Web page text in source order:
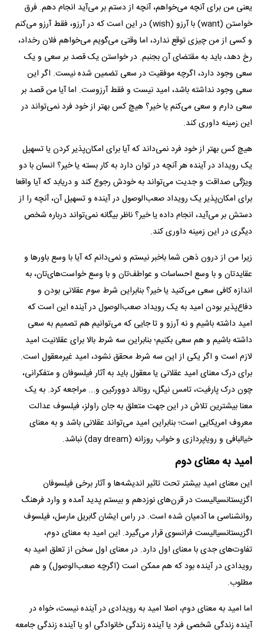
یعنی من برای آنچه می‌خواهم، آنچه از دستم بر می‌آید انجام دهم. فرق
خواستن (want) با آرزو (wish) در این است که در آرزو، فقط آرزو می‌کنم
و کسی از من چیزی توقع ندارد، اما وقتی می‌گویم می‌خواهم فلان رخداد،
رخ دهد، باید به مقتضای آن بجنبم. در خواستن یک قصد بر سعی و یک
سعی وجود دارد، اگرچه موفقیت در سعی تضمین شده نیست. اگر این
سعی وجود نداشته باشد، امید نیست و فقط آرزوست. اما آیا من قصد بر
سعی دارم و سعی می‌کنم یا خیر؟ هیچ کس بهتر از خود فرد نمی‌تواند در
این زمینه داوری کند.
هیچ کس بهتر از خود فرد نمی‌داند که آیا برای امکان‌پذیر کردن یا تسهیل
یک رویداد در آینده هر آنچه در توان دارد به کار بسته یا خیر؟ انسان با دو
ویژگی صداقت و جدیت می‌تواند به خودش رجوع کند و دریابد که آیا واقعا
برای امکان‌پذیر یک رویداد صعب‌الوصول در آینده و تسهیل آن، آنچه را از
دستش بر می‌آید، انجام داده یا خیر؟ ناظر بیگانه نمی‌تواند درباره شخص
دیگری در این زمینه داوری کند.
زیرا من از درون ذهن شما باخبر نیستم و نمی‌دانم که آیا با وسع باور‌ها و
عقایدتان و با وسع احساسات و عواطف‌تان و با وسع خواست‌های‌تان، به
اندازه کافی سعی می‌کنید یا خیر؟ بنابراین شرط سوم عقلانی بودن و
دفاع‌پذیر بودن امید به یک رویداد صعب‌الوصول در آینده این است که
امید داشته باشیم و نه آرزو و تا جایی که می‌توانیم هم تصمیم به سعی
داشته باشیم و هم سعی بکنیم؛ بنابراین سه شرط بالا برای عقلانیت امید
لازم است و اگر یکی از این سه شرط محقق نشود، امید غیرمعقول است.
برای درک معنای امید عقلانی یا معقول باید به آثار فیلسوفان و متفکرانی،
چون درک پارفیت، تامس نیگل، رونالد دوورکین و... مراجعه کرد. به یک
معنا بیشترین تلاش در این جهت متعلق به جان راولز، فیلسوف عدالت
معروف امریکایی است؛ بنابراین امید می‌تواند عقلانی باشد و به معنای
خیالبافی و رویاپردازی و خواب روزانه (day dream) نباشد.
امید به معنای دوم
این معنای امید بیشتر تحت تاثیر اندیشه‌ها و آثار برخی فیلسوفان
اگزیستانسیالیست در قرن‌های نوزدهم و بیستم پدید آمده و وارد فرهنگ
روانشناسی ما آدمیان شده است. در راس ایشان گابریل مارسل، فیلسوف
اگزیستانسیالیست فرانسوی قرار می‌گیرد. این امید به معنای دوم،
تفاوت‌های جدی با معنای اول دارد. در معنای اول سخن از تعلق امید به
رویدادی در آینده بود که هم ممکن است (اگرچه صعب‌الوصول) و هم
مطلوب.
اما امید به معنای دوم، اصلا امید به رویدادی در آینده نیست، خواه در
آینده زندگی شخصی فرد یا آینده زندگی خانوادگی او یا آینده زندگی جامعه